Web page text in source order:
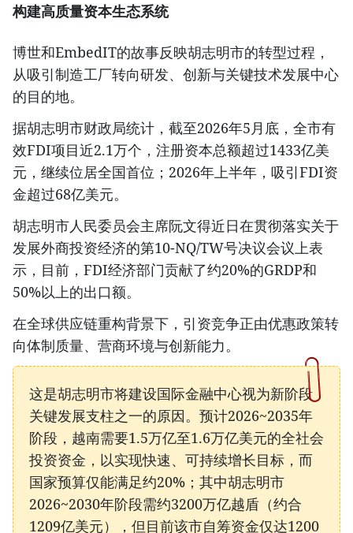
构建高质量资本生态系统
博世和EmbedIT的故事反映胡志明市的转型过程，
从吸引制造工厂转向研发、创新与关键技术发展中心
的目的地。
据胡志明市财政局统计，截至2026年5月底，全市有
效FDI项目近2.1万个，注册资本总额超过1433亿美
元，继续位居全国首位；2026年上半年，吸引FDI资
金超过68亿美元。
胡志明市人民委员会主席阮文得近日在贯彻落实关于
发展外商投资经济的第10-NQ/TW号决议会议上表
示，目前，FDI经济部门贡献了约20%的GRDP和
50%以上的出口额。
在全球供应链重构背景下，引资竞争正由优惠政策转
向体制质量、营商环境与创新能力。
这是胡志明市将建设国际金融中心视为新阶段
关键发展支柱之一的原因。预计2026~2035年
阶段，越南需要1.5万亿至1.6万亿美元的全社会
投资资金，以实现快速、可持续增长目标，而
国家预算仅能满足约20%；其中胡志明市
2026~2030年阶段需约3200万亿越盾（约合
1209亿美元），但目前该市自筹资金仅达1200